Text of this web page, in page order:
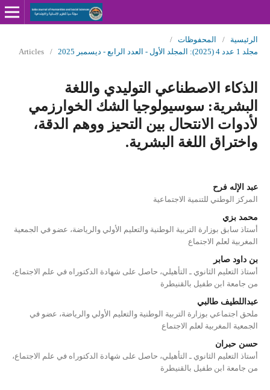
الرئيسية / المحفوظات
/
مجلد 1 عدد 4 (2025): المجلد الأول - العدد الرابع - ديسمبر 2025
/
Articles
الذكاء الاصطناعي التوليدي واللغة
البشرية: سوسيولوجيا الشك الخوارزمي
لأدوات الانتحال بين التحيز ووهم الدقة،
واختراق اللغة البشرية.
عبد الإله فرح
المركز الوطني للتنمية الاجتماعية
محمد بزي
أستاذ سابق بوزارة التربية الوطنية والتعليم الأولي والرياضة، عضو في الجمعية
المغربية لعلم الاجتماع
بن داود صابر
أستاذ التعليم الثانوي ـ التأهيلي، حاصل على شهادة الدكتوراه في علم الاجتماع،
من جامعة ابن طفيل بالقنيطرة
عبداللطيف طالبي
ملحق اجتماعي بوزارة التربية الوطنية والتعليم الأولي والرياضة، عضو في
الجمعية المغربية لعلم الاجتماع
حسن حبران
أستاذ التعليم الثانوي ـ التأهيلي، حاصل على شهادة الدكتوراه في علم الاجتماع،
من جامعة ابن طفيل بالقنيطرة